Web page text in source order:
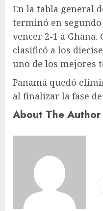
En la tabla general
terminó en
vencer 2-1 a Ghana.
clasificó a los
uno de los mejores
Panamá quedó
al finalizar la fase
About The Author